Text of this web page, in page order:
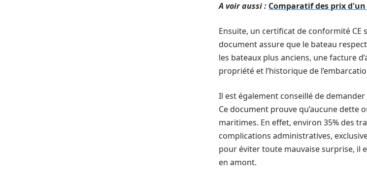
A voir aussi : Comparatif des prix
Ensuite, un certificat de conformité CE
document assure que le bateau
les bateaux plus anciens, une facture
propriété et l’historique de
Il est également conseillé de
Ce document prouve qu’aucune dette
maritimes. En effet, environ 35% des
complications administratives,
pour éviter toute mauvaise surprise, il
en amont.